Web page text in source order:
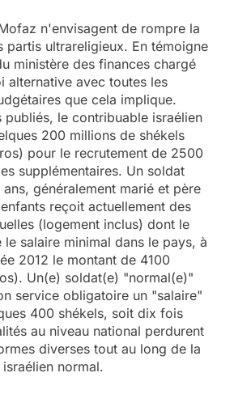
n'envisagent de rompre la
partis ultrareligieux. En témoigne
ministère des finances chargé
alternative avec toutes les
que cela implique.
publiés, le contribuable israélien
200 millions de shékels
pour le recrutement de 2500
supplémentaires. Un soldat
généralement marié et père
reçoit actuellement des
(logement inclus) dont le
le salaire minimal dans le pays, à
2012 le montant de 4100
Un(e) soldat(e) "normal(e)"
service obligatoire un "salaire"
400 shékels, soit dix fois
au niveau national perdurent
diverses tout au long de la
normal.